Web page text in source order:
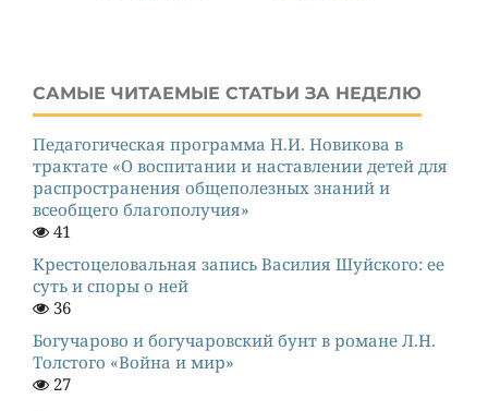
САМЫЕ ЧИТАЕМЫЕ СТАТЬИ ЗА НЕДЕЛЮ
Педагогическая программа Н.И. Новикова в
трактате «О воспитании и наставлении детей для
распространения общеполезных знаний и
всеобщего благополучия»
41
Крестоцеловальная запись Василия Шуйского: ее
суть и споры о ней
36
Богучарово и богучаровский бунт в романе Л.Н.
Толстого «Война и мир»
27